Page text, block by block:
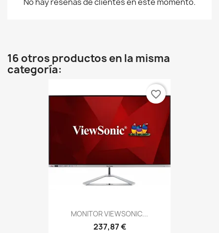
16 otros productos en la misma
categoría:
MONITOR VIEWSONIC...
237,87 €
favorite_border